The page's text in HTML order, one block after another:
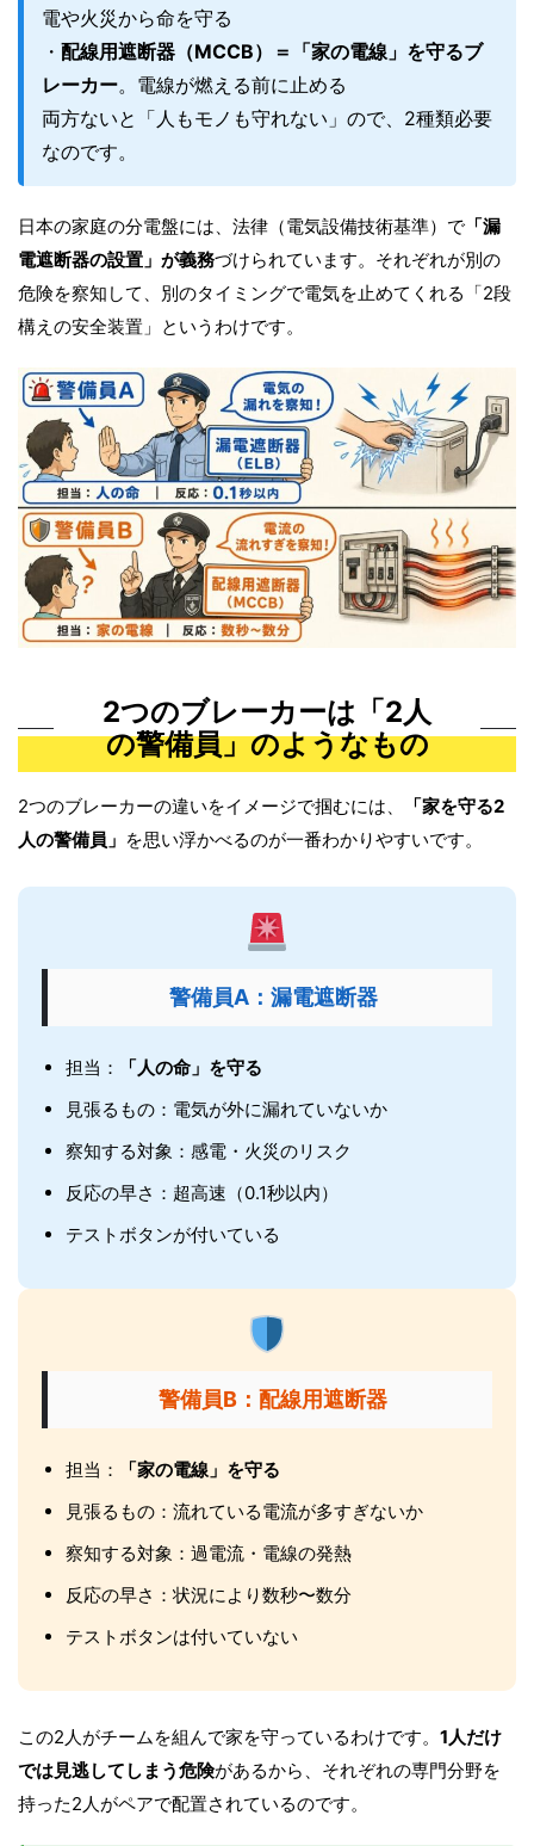
電や火災から命を守る
・ 配線用遮断器（MCCB）＝「家の電線」を守るブ
レーカー。電線が燃える前に止める
両方ないと「人もモノも守れない」ので、2種類必要
なのです。
日本の家庭の分電盤には、法律（電気設備技術基準）で 「漏
電遮断器の設置」が義務づけられています。それぞれが別の
危険を察知して、別のタイミングで電気を止めてくれる「2段
構えの安全装置」というわけです。
2つのブレーカーは「2人
の警備員」のようなもの
2つのブレーカーの違いをイメージで掴むには、
「家を守る2
人の警備員」 を思い浮かべるのが一番わかりやすいです。
警備員A：漏電遮断器
担当：
「人の命」を守る
見張るもの：電気が外に漏れていないか
察知する対象：感電・火災のリスク
反応の早さ：超高速（0.1秒以内）
テストボタンが付いている
警備員B：配線用遮断器
担当：
「家の電線」を守る
見張るもの：流れている電流が多すぎないか
察知する対象：過電流・電線の発熱
反応の早さ：状況により数秒〜数分
テストボタンは付いていない
この2人がチームを組んで家を守っているわけです。 1人だけ
では見逃してしまう危険があるから、それぞれの専門分野を
持った2人がペアで配置されているのです。